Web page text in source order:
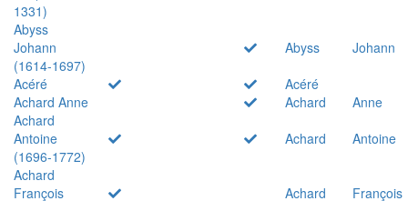
1331)
Abyss
Johann
(1614-1697)
Abyss
Johann
Acéré
Acéré
Achard Anne
Achard
Anne
Achard
Antoine
(1696-1772)
Achard
Antoine
Achard
François
Achard
François